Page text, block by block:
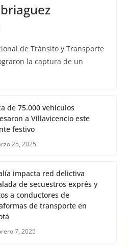
de Tránsito y Transporte
la captura de un
de 75.000 vehículos
a Villavicencio este
festivo
25, 2025
impacta red delictiva
de secuestros exprés y
a conductores de
de transporte en
7, 2025